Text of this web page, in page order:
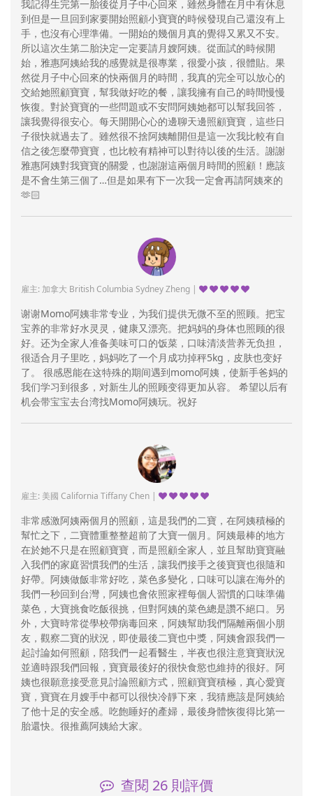
我記得生完第一胎後從月子中心回來，雖然身體在月中有休息
到但是一旦回到家要開始照顧小寶寶的時候發現自己還沒有上
手，也沒有心理準備。一開始的幾個月真的覺得又累又不安。
所以這次生第二胎決定一定要請月嫂阿姨。從面試的時候開
始，雅惠阿姨給我的感覺就是很專業，很愛小孩，很體貼。果
然從月子中心回來的快兩個月的時間，我真的完全可以放心的
交給她照顧寶寶，幫我做好吃的餐，讓我擁有自己的時間慢慢
恢復。對於寶寶的一些問題或不安問阿姨她都可以幫我回答，
讓我覺得很安心。每天開開心心的邊聊天邊照顧寶寶，這些日
子很快就過去了。雖然很不捨阿姨離開但是這一次我比較有自
信之後怎麼帶寶寶，也比較有精神可以對待以後的生活。謝謝
雅惠阿姨對我寶寶的關愛，也謝謝這兩個月時間的照顧！應該
是不會生第三個了…但是如果有下一次我一定會再請阿姨來的
🫶🏻
雇主: 加拿大 British Columbia Sydney Zheng |
谢谢Momo阿姨非常专业，为我们提供无微不至的照顾。把宝
宝养的非常好水灵灵，健康又漂亮。把妈妈的身体也照顾的很
好。还为全家人准备美味可口的饭菜，口味清淡营养无负担，
很适合月子里吃，妈妈吃了一个月成功掉秤5kg，皮肤也变好
了。 很感恩能在这特殊的期间遇到momo阿姨，使新手爸妈的
我们学习到很多，对新生儿的照顾变得更加从容。 希望以后有
机会带宝宝去台湾找Momo阿姨玩。祝好
雇主: 美國 California Tiffany Chen |
非常感激阿姨兩個月的照顧，這是我們的二寶，在阿姨積極的
幫忙之下，二寶體重整整超前了大寶一個月。阿姨最棒的地方
在於她不只是在照顧寶寶，而是照顧全家人，並且幫助寶寶融
入我們的家庭習慣我們的生活，讓我們接手之後寶寶也很隨和
好帶。阿姨做飯非常好吃，菜色多變化，口味可以讓在海外的
我們一秒回到台灣，阿姨也會依照家裡每個人習慣的口味準備
菜色，大寶挑食吃飯很挑，但對阿姨的菜色總是讚不絕口。另
外，大寶時常從學校帶病毒回來，阿姨幫助我們隔離兩個小朋
友，觀察二寶的狀況，即使最後二寶也中獎，阿姨會跟我們一
起討論如何照顧，陪我們一起看醫生，半夜也很注意寶寶狀況
並適時跟我們回報，寶寶最後好的很快食慾也維持的很好。阿
姨也很願意接受意見討論照顧方式，照顧寶寶積極，真心愛寶
寶，寶寶在月嫂手中都可以很快冷靜下來，我猜應該是阿姨給
了他十足的安全感。吃飽睡好的產婦，最後身體恢復得比第一
胎還快。很推薦阿姨給大家。
查閱 26 則評價